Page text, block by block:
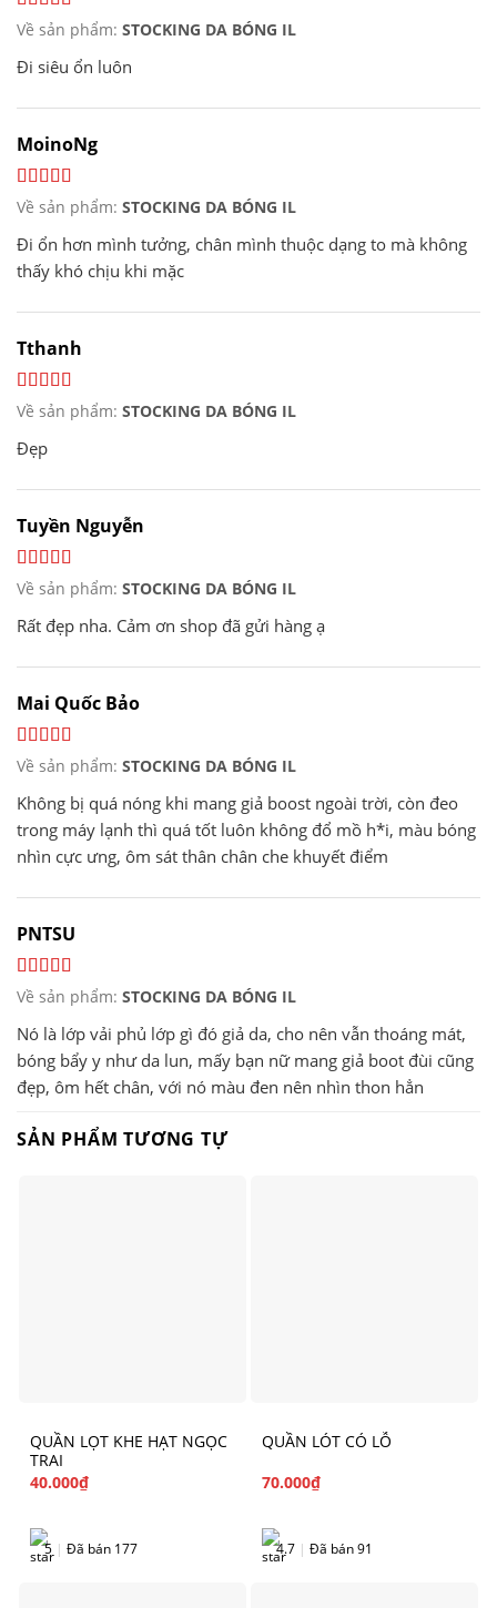
Về sản phẩm: STOCKING DA BÓNG IL
Đi siêu ổn luôn
MoinoNg
Về sản phẩm: STOCKING DA BÓNG IL
Đi ổn hơn mình tưởng, chân mình thuộc dạng to mà không
thấy khó chịu khi mặc
Tthanh
Về sản phẩm: STOCKING DA BÓNG IL
Đẹp
Tuyền Nguyễn
Về sản phẩm: STOCKING DA BÓNG IL
Rất đẹp nha. Cảm ơn shop đã gửi hàng ạ
Mai Quốc Bảo
Về sản phẩm: STOCKING DA BÓNG IL
Không bị quá nóng khi mang giả boost ngoài trời, còn đeo
trong máy lạnh thì quá tốt luôn không đổ mồ h*i, màu bóng
nhìn cực ưng, ôm sát thân chân che khuyết điểm
PNTSU
Về sản phẩm: STOCKING DA BÓNG IL
Nó là lớp vải phủ lớp gì đó giả da, cho nên vẫn thoáng mát,
bóng bẩy y như da lun, mấy bạn nữ mang giả boot đùi cũng
đẹp, ôm hết chân, với nó màu đen nên nhìn thon hẳn
SẢN PHẨM TƯƠNG TỰ
QUẦN LỌT KHE HẠT NGỌC
TRAI
40.000₫
5 | Đã bán 177
QUẦN LÓT CÓ LỖ
70.000₫
4.7 | Đã bán 91